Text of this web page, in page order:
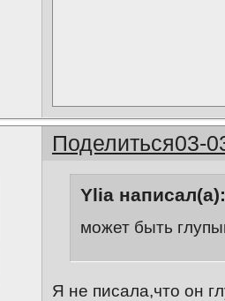
Поделиться03-
Ylia написал(а):
может быть
Я не писала,что он